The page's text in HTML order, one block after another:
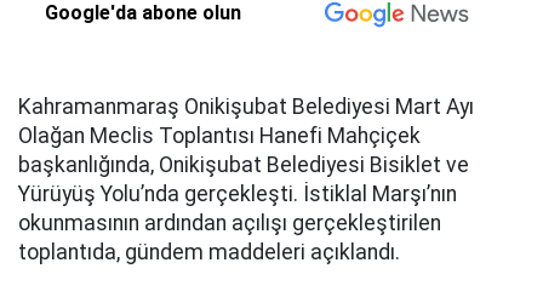
Google'da abone olun
Kahramanmaraş Onikişubat Belediyesi Mart Ayı
Olağan Meclis Toplantısı Hanefi Mahçiçek
başkanlığında, Onikişubat Belediyesi Bisiklet ve
Yürüyüş Yolu’nda gerçekleşti. İstiklal Marşı’nın
okunmasının ardından açılışı gerçekleştirilen
toplantıda, gündem maddeleri açıklandı.